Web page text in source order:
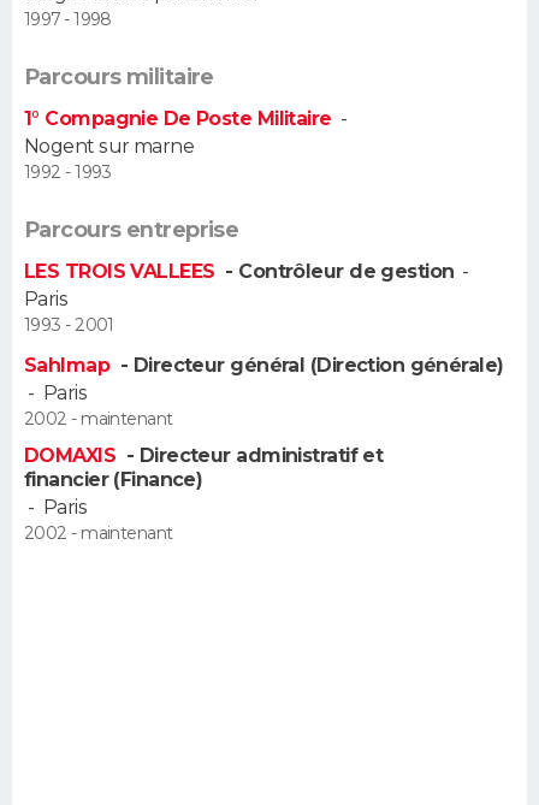
Dictionnaire
Biographies
Citations
Expressions
Proverbes
COPAINS D'AVANT
S'inscrire
Se connecter
Lycées
Collèges
Primaires
Universités
Entreprises
Service militaire
Avis de recherche
AVIS DE DÉCÈS
1997 - 1998
Parcours militaire
1° Compagnie De Poste Militaire -
Nogent sur marne
1992 - 1993
Parcours entreprise
LES TROIS VALLEES - Contrôleur de gestion -
Paris
1993 - 2001
Sahlmap - Directeur général (Direction générale)
- Paris
2002 - maintenant
DOMAXIS - Directeur administratif et
financier (Finance)
- Paris
2002 - maintenant